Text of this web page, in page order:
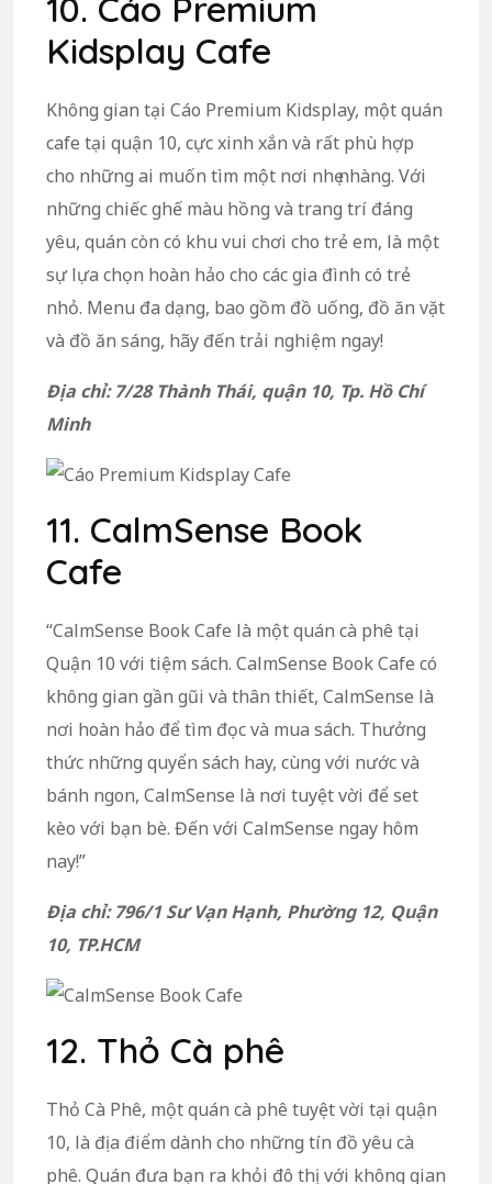
10. Cáo Premium
Kidsplay Cafe
Không gian tại Cáo Premium Kidsplay, một quán
cafe tại quận 10, cực xinh xắn và rất phù hợp
cho những ai muốn tìm một nơi nhẹ nhàng. Với
những chiếc ghế màu hồng và trang trí đáng
yêu, quán còn có khu vui chơi cho trẻ em, là một
sự lựa chọn hoàn hảo cho các gia đình có trẻ
nhỏ. Menu đa dạng, bao gồm đồ uống, đồ ăn vặt
và đồ ăn sáng, hãy đến trải nghiệm ngay!
Địa chỉ: 7/28 Thành Thái, quận 10, Tp. Hồ Chí
Minh
11. CalmSense Book
Cafe
“CalmSense Book Cafe là một quán cà phê tại
Quận 10 với tiệm sách. CalmSense Book Cafe có
không gian gần gũi và thân thiết, CalmSense là
nơi hoàn hảo để tìm đọc và mua sách. Thưởng
thức những quyển sách hay, cùng với nước và
bánh ngon, CalmSense là nơi tuyệt vời để set
kèo với bạn bè. Đến với CalmSense ngay hôm
nay!”
Địa chỉ: 796/1 Sư Vạn Hạnh, Phường 12, Quận
10, TP.HCM
12. Thỏ Cà phê
Thỏ Cà Phê, một quán cà phê tuyệt vời tại quận
10, là địa điểm dành cho những tín đồ yêu cà
phê. Quán đưa bạn ra khỏi đô thị với không gian